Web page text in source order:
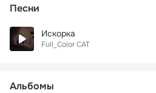
Песни
Искорка
Full_Color CAT
Альбомы